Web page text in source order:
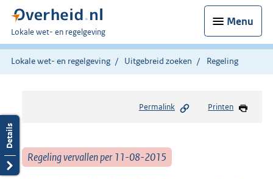
Menu
U
bent
hier:
Lokale wet- en regelgeving
Lokale wet- en regelgeving Uitgebreid zoeken Regeling
Permalink Printen
Regeling vervallen per 11-08-2015